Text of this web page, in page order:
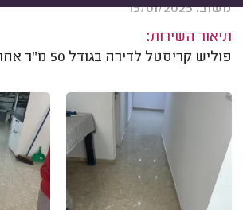
משוב: 15/01/2025
תיאור השירות:
פוליש קריסטל לדירה בגודל 50 מ"ר אחרי שיפוץ שכלל פינוי רהיטים.